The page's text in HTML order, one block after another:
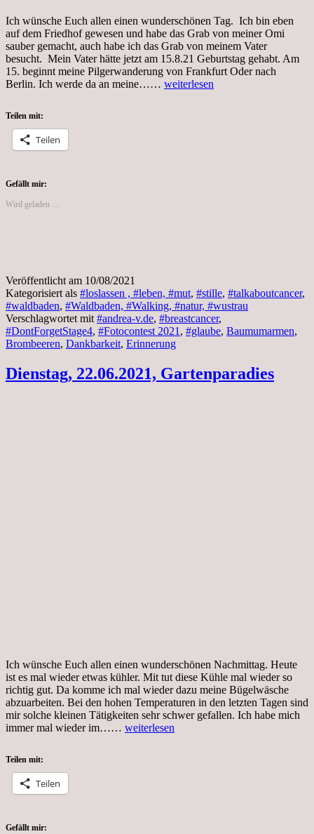
Ich wünsche Euch allen einen wunderschönen Tag. Ich bin eben
auf dem Friedhof gewesen und habe das Grab von meiner Omi
sauber gemacht, auch habe ich das Grab von meinem Vater
besucht. Mein Vater hätte jetzt am 15.8.21 Geburtstag gehabt. Am
15. beginnt meine Pilgerwanderung von Frankfurt Oder nach
Berlin. Ich werde da an meine…… Dienstag,
weiterlesen
Teilen mit:
Teilen
Gefällt mir:
Wird geladen …
Veröffentlicht am 10/08/2021
Kategorisiert als #loslassen , #leben, #mut, #stille, #talkaboutcancer,
#waldbaden, #Waldbaden, #Walking, #natur, #wustrau
Verschlagwortet mit #andrea-v.de, #breastcancer,
#DontForgetStage4, #Fotocontest 2021 , #glaube, Baumumarmen,
Brombeeren, Dankbarkeit, Erinnerung
Dienstag, 22.06.2021, Gartenparadies
Ich wünsche Euch allen einen wunderschönen Nachmittag. Heute
ist es mal wieder etwas kühler. Mit tut diese Kühle mal wieder so
richtig gut. Da komme ich mal wieder dazu meine Bügelwäsche
abzuarbeiten. Bei den hohen Temperaturen in den letzten Tagen sind
mir solche kleinen Tätigkeiten sehr schwer gefallen. Ich habe mich
immer mal wieder im…… Dienstag,
weiterlesen
Teilen mit:
Teilen
Gefällt mir: